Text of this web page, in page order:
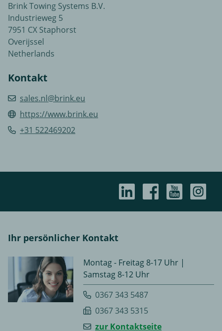
Brink Towing Systems B.V.
Industrieweg 5
7951 CX Staphorst
Overijssel
Netherlands
Kontakt
sales.nl@brink.eu
https://www.brink.eu
+31 522469202
Ihr persönlicher Kontakt
Montag - Freitag 8-17 Uhr |
Samstag 8-12 Uhr
0367 343 5487
0367 343 5315
zur Kontaktseite